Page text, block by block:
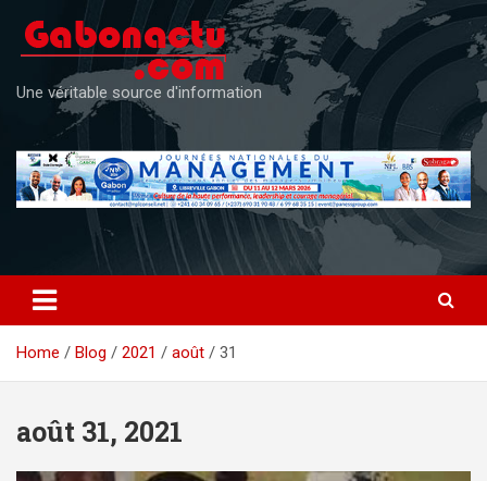
content
Une véritable source d'information
Home Blog 2021 août 31
août 31, 2021